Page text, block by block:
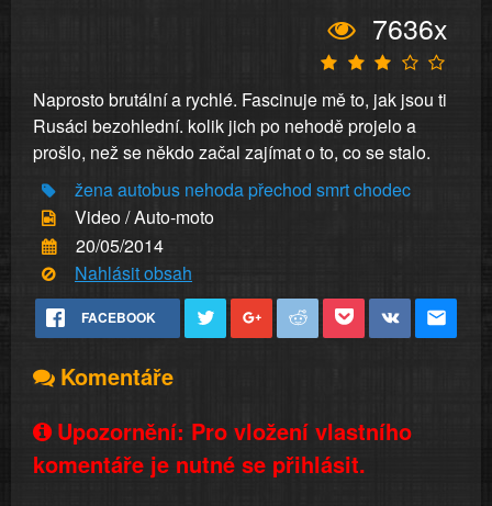
7636x
Naprosto brutální a rychlé. Fascinuje mě to, jak jsou ti
Rusáci bezohlední. kolik jich po nehodě projelo a
prošlo, než se někdo začal zajímat o to, co se stalo.
ženaautobus nehodapřechod smrtchodec
Video / Auto-moto
20/05/2014
Nahlásit obsah
FACEBOOK
Komentáře
Upozornění: Pro vložení vlastního
komentáře je nutné se přihlásit.